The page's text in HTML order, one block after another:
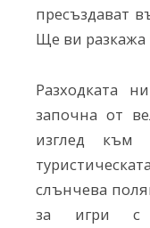
пресъздават
Ще ви разкажа
Разходката
започна от
изглед към
слънчева
за игри с